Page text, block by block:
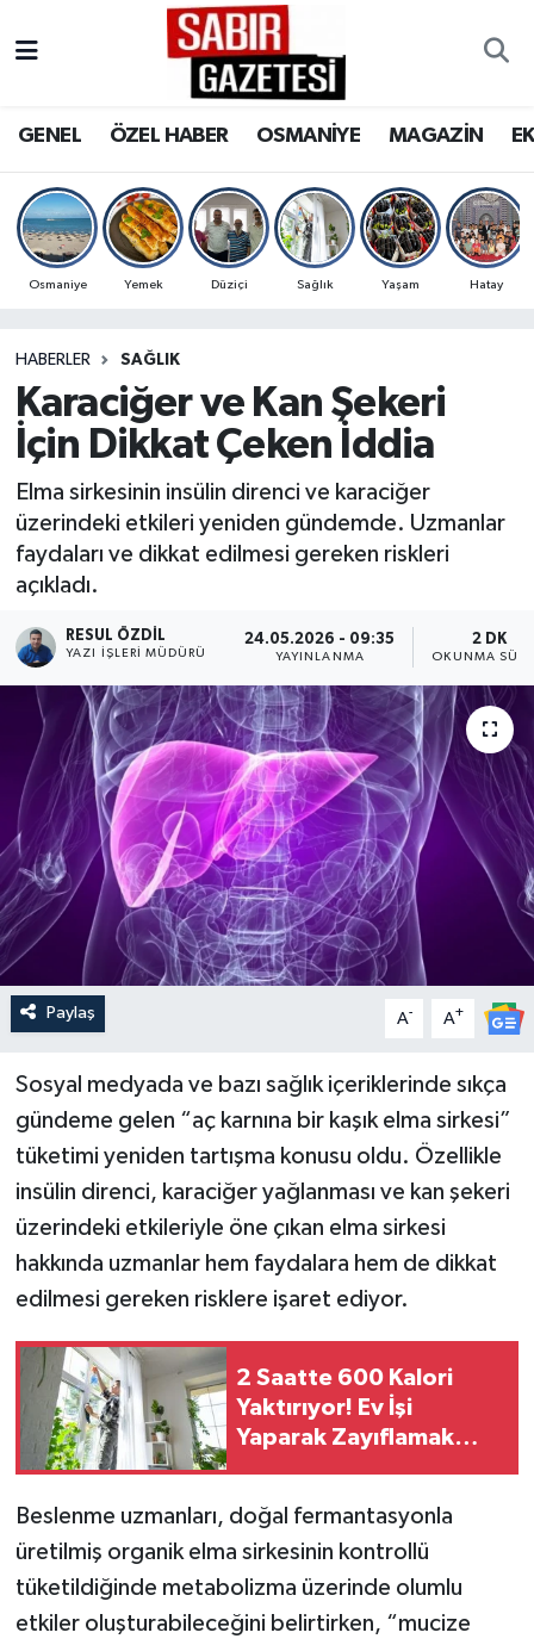
GENEL ÖZEL HABER OSMANİYE MAGAZİN
Osmaniye Yemek Düziçi Sağlık Yaşam Hatay
HABERLER SAĞLIK
Karaciğer ve Kan Şekeri
İçin Dikkat Çeken İddia
Elma sirkesinin insülin direnci ve karaciğer
üzerindeki etkileri yeniden gündemde. Uzmanlar
faydaları ve dikkat edilmesi gereken riskleri
açıkladı.
RESUL ÖZDIL
YAZI İŞLERI MÜDÜRÜ
24.05.2026 - 09:35
YAYINLANMA
2 DK
OKUNMA
Paylaş A- A+
Sosyal medyada ve bazı sağlık içeriklerinde sıkça
gündeme gelen “aç karnına bir kaşık elma sirkesi”
tüketimi yeniden tartışma konusu oldu. Özellikle
insülin direnci, karaciğer yağlanması ve kan şekeri
üzerindeki etkileriyle öne çıkan elma sirkesi
hakkında uzmanlar hem faydalara hem de dikkat
edilmesi gereken risklere işaret ediyor.
2 Saatte 600 Kalori
Yaktırıyor! Ev İşi
Yaparak Zayıflamak
Beslenme uzmanları, doğal fermantasyonla
üretilmiş organik elma sirkesinin kontrollü
tüketildiğinde metabolizma üzerinde olumlu
etkiler oluşturabileceğini belirtirken, “mucize
OSMANİYE
MAGAZİN
SPOR
RESMİ İLANLAR
Osmaniye Nöbetçi Eczaneler
Osmaniye Trafik Yoğunluk Haritası
Süper Lig Puan Durumu ve Fikstür
Son Dakika Haberleri
Haber Arşivi